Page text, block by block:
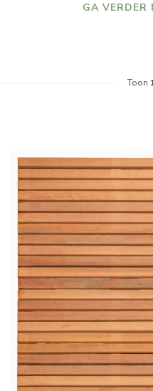
GA VERDER
Toon